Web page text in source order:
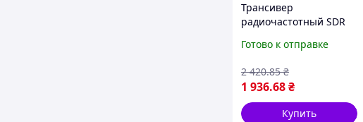
Трансивер
радиочастотный SDR
диапазона 300-348 387-
ГГц CC1101 NRF24L01
USB 2.0 Type-A две
Готово к отправке
1 936.68₴
2 420.85 ₴
Купить